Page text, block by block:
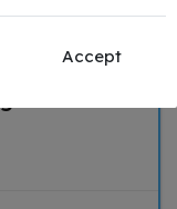
Accept